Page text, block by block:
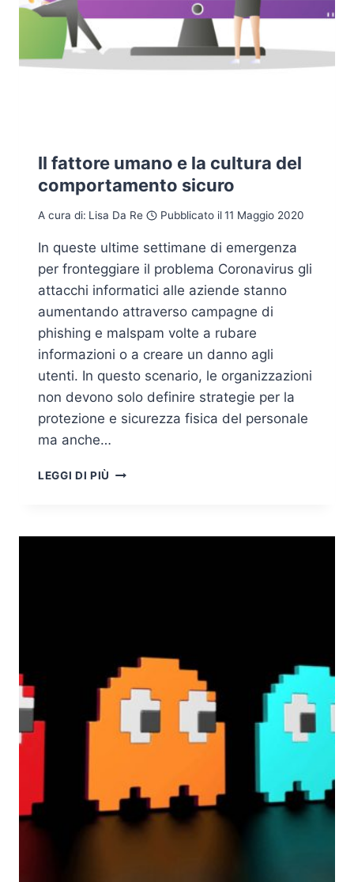
Il fattore umano e la cultura del
comportamento sicuro
A cura di: Lisa Da Re Pubblicato il11 Maggio 2020
In queste ultime settimane di emergenza
per fronteggiare il problema Coronavirus gli
attacchi informatici alle aziende stanno
aumentando attraverso campagne di
phishing e malspam volte a rubare
informazioni o a creare un danno agli
utenti. In questo scenario, le organizzazioni
non devono solo definire strategie per la
protezione e sicurezza fisica del personale
ma anche…
LEGGI DI PIÙ
LA